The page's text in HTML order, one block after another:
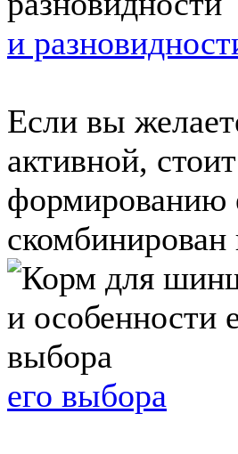
и
Если вы
активной,
формированию
его выбора